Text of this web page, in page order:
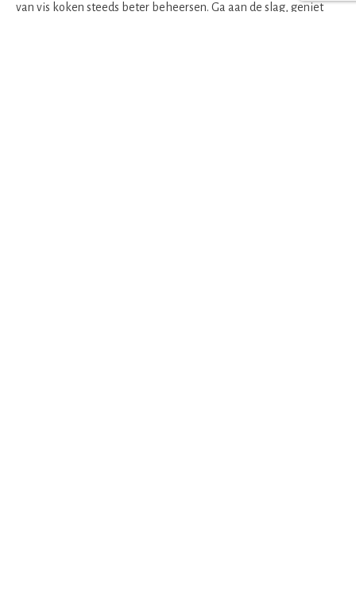
van vis koken steeds beter beheersen. Ga aan de slag, geniet